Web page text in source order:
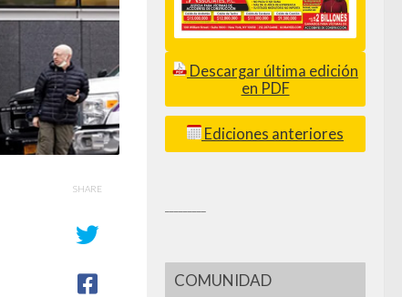
SHARE
Descargar última edición
en PDF
Ediciones anteriores
COMUNIDAD